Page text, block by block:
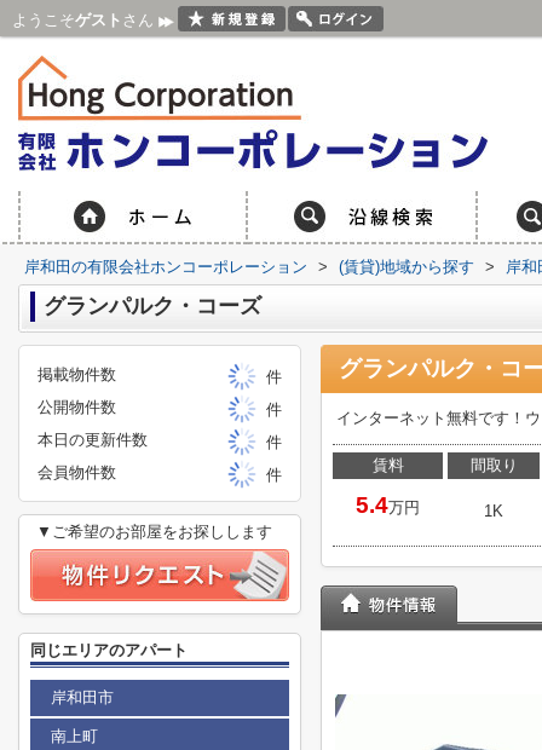
ようこそゲスト さん
岸和田の有限会社ホンコーポレーション > (賃貸)地域から探す > 岸和
グランパルク・コーズ
グランパルク・コ
インターネット無料です！
賃料
5.4万円
間取り
1K
掲載物件数
件
公開物件数
件
本日の更新件数
件
会員物件数
件
▼ご希望のお部屋をお探しします
同じエリアのアパート
岸和田市
南上町